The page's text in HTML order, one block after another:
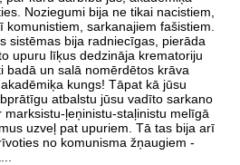
Noziegumi bija ne tikai nacistiem,
sarkanajiem fašistiem.
sistēmas bija radniecīgas, pierāda
upuru līķus dedzināja krematoriju
badā un salā nomērdētos krāva
kungs! Tāpat kā jūsu
atbalstu jūsu vadīto sarkano
ļeņinistu-staļinistu melīgā
uzveļ pat upuriem. Tā tas bija arī
no komunisma žņaugiem -